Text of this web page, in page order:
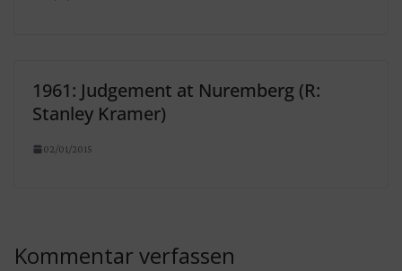
1961: Judgement at Nuremberg (R:
Stanley Kramer)
02/01/2015
Kommentar verfassen